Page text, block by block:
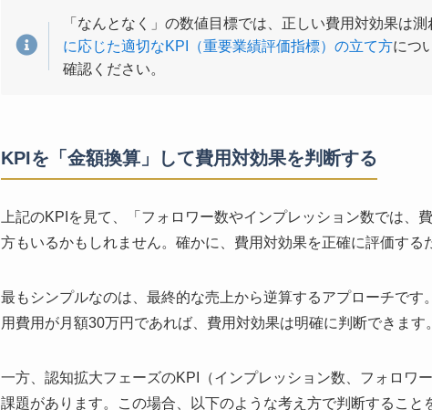
「なんとなく」の数値目標では、正しい費用対効果は測
に応じた適切なKPI（重要業績評価指標）の立て方につ
確認ください。
KPIを「金額換算」して費用対効果を判断する
上記のKPIを見て、「フォロワー数やインプレッション数では、
方もいるかもしれません。確かに、費用対効果を正確に評価する
最もシンプルなのは、最終的な売上から逆算するアプローチで
用費用が月額30万円であれば、費用対効果は明確に判断できます。
一方、認知拡大フェーズのKPI（インプレッション数、フォロワ
課題があります。この場合、以下のような考え方で判断すること